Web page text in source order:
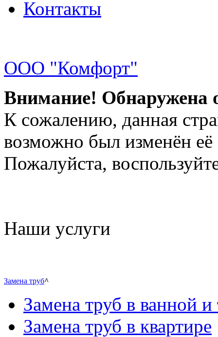
Контакты
ООО "Комфорт"
Внимание! Обнаружена
К сожалению, данная
возможно был изменён её
Пожалуйста,
Наши услуги
Замена труб^
Замена труб в ванной и
Замена труб в квартире